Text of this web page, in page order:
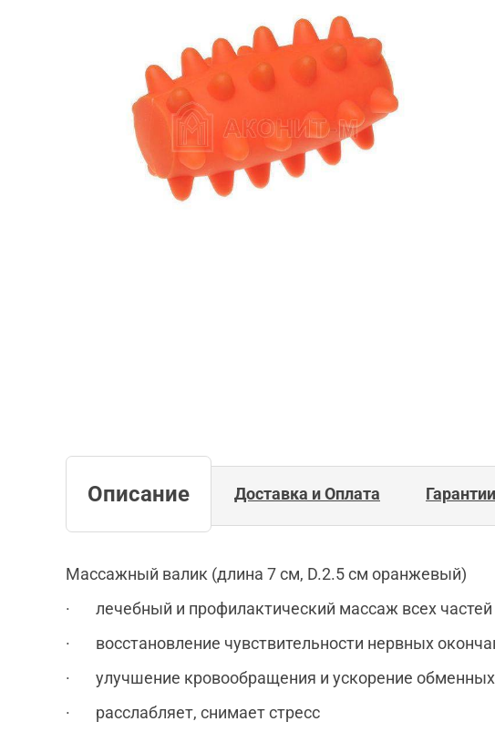
Описание Доставка и Оплата Гарантии
Массажный валик (длина 7 см, D.2.5 см оранжевый)
· лечебный и профилактический массаж всех частей
· восстановление чувствительности нервных
· улучшение кровообращения и ускорение обменных
· расслабляет, снимает стресс